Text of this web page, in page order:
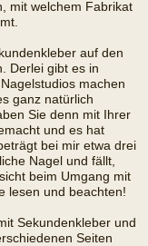
mit welchem Fabrikat
auf den
Derlei gibt es in
machen
ganz natürlich
Sie denn mit Ihrer
und es hat
bei mir etwa drei
Nagel und fällt,
beim Umgang mit
lesen und beachten!
Sekundenkleber und
Seiten